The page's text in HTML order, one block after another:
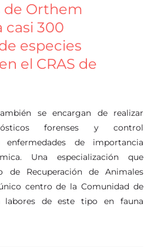
de Orthem
casi 300
especies
el CRAS de
se encargan de realizar
forenses y control
de importancia
Una especialización que
de Recuperación de Animales
centro de la Comunidad de
labores de este tipo en fauna